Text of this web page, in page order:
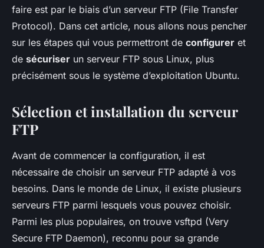
Guillaume •20 mars 2024•6 min de lecture
faire est par le biais d’un serveur FTP (File Transfer
Protocol). Dans cet article, nous allons nous pencher
sur les étapes qui vous permettront de configurer et
de sécuriser un serveur FTP sous Linux, plus
précisément sous le système d’exploitation Ubuntu.
Sélection et installation du serveur
FTP
Avant de commencer la configuration, il est
nécessaire de choisir un serveur FTP adapté à vos
besoins. Dans le monde de Linux, il existe plusieurs
serveurs FTP parmi lesquels vous pouvez choisir.
Parmi les plus populaires, on trouve vsftpd (Very
Secure FTP Daemon), reconnu pour sa grande